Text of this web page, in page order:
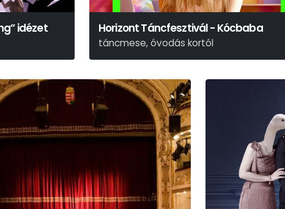
idézet Horizont Táncfesztivál - Kócbaba
táncmese, óvodás kortól